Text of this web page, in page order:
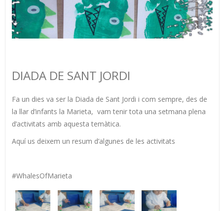
DIADA DE SANT JORDI
Fa un dies va ser la Diada de Sant Jordi i com sempre, des de
la llar d’infants la Marieta, vam tenir tota una setmana plena
d’activitats amb aquesta temàtica.
Aquí us deixem un resum d’algunes de les activitats
#WhalesOfMarieta